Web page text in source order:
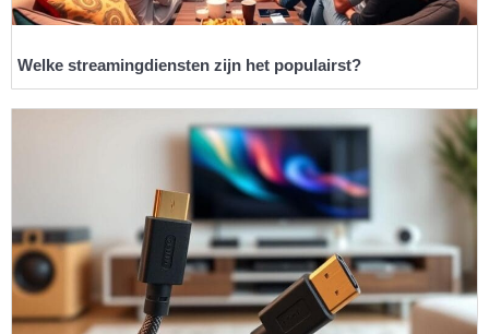
Welke streamingdiensten zijn het populairst?